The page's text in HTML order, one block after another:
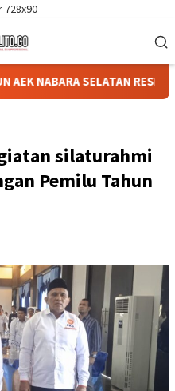
SELATAN RESMI
silaturahmi
Pemilu Tahun